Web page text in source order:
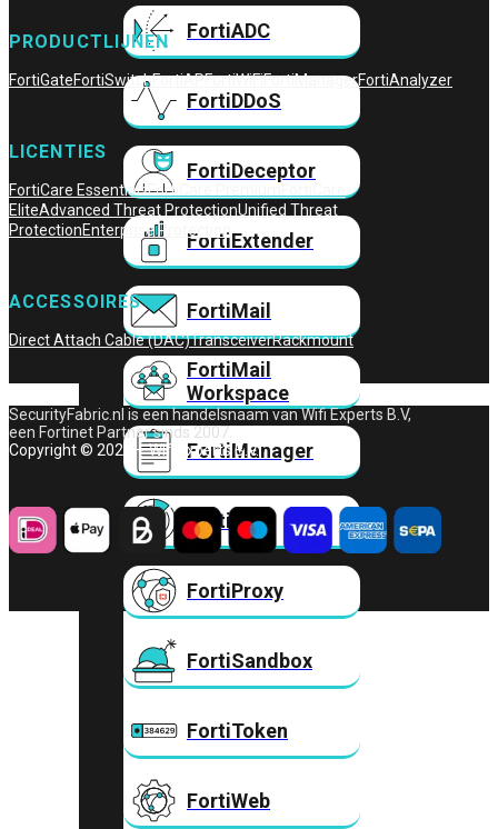
FortiADC
FortiDDoS
FortiDeceptor
FortiExtender
FortiMail
FortiMail
Workspace
FortiManager
FortiNAC
FortiProxy
FortiSandbox
FortiToken
FortiWeb
PRODUCTLIJNEN
FortiGateFortiSwitchFortiAPFortiWiFiFortiManagerFortiAnalyzer
LICENTIES
FortiCare EssentialsFortiCare Premium
FortiCare
EliteAdvanced Threat ProtectionUnified Threat
ProtectionEnterprise Protection
ACCESSOIRES
Direct Attach Cable (DAC)TransceiverRackmount
SecurityFabric.nl is een handelsnaam van Wifi Experts B.V,
een Fortinet Partner sinds 2007.
Copyright © 2026 – Wifi Experts B.V.